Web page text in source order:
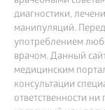
диагностики,
манипуляций.
употреблением
врачом. Данный
медицинским
консультации
ответственности